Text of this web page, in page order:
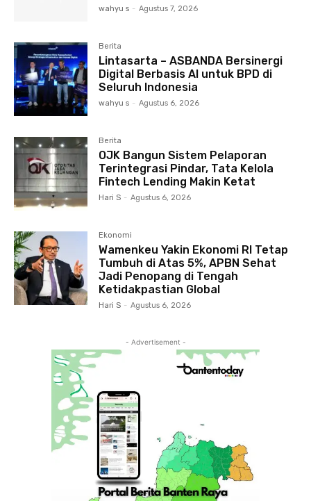
wahyu s - Agustus 7, 2026
Berita
Lintasarta – ASBANDA Bersinergi
Digital Berbasis AI untuk BPD di
Seluruh Indonesia
wahyu s - Agustus 6, 2026
Berita
OJK Bangun Sistem Pelaporan
Terintegrasi Pindar, Tata Kelola
Fintech Lending Makin Ketat
Hari S - Agustus 6, 2026
Ekonomi
Wamenkeu Yakin Ekonomi RI Tetap
Tumbuh di Atas 5%, APBN Sehat
Jadi Penopang di Tengah
Ketidakpastian Global
Hari S - Agustus 6, 2026
- Advertisement -